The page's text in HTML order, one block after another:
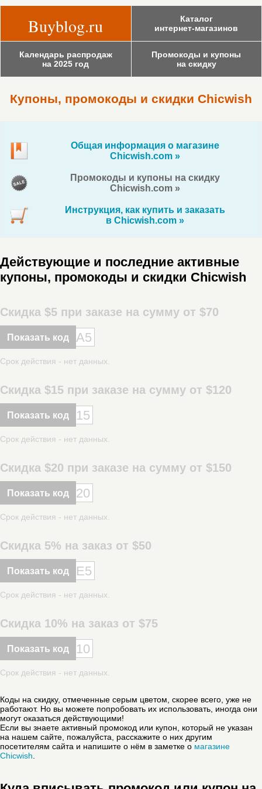
Buyblog.ru
Каталог
интернет-магазинов
Календарь распродаж
на 2025 год
Промокоды и купоны
на скидку
Купоны, промокоды и скидки Chicwish
Общая информация о магазине
Chicwish.com »
Промокоды и купоны на скидку
Chicwish.com »
Инструкция, как купить и заказать
в Chicwish.com »
Действующие и последние активные
купоны, промокоды и скидки Chicwish
Скидка $5 при заказе на сумму от $70
Показать код A5
Срок действия - нет данных.
Скидка $15 при заказе на сумму от $120
Показать код 15
Срок действия - нет данных.
Скидка $20 при заказе на сумму от $150
Показать код 20
Срок действия - нет данных.
Скидка 5% на заказ от $50
Показать код E5
Срок действия - нет данных.
Скидка 10% на заказ от $75
Показать код 10
Срок действия - нет данных.
Коды на скидку, отмеченные серым цветом, скорее всего, уже не
работают. Но вы можете попробовать их использовать, иногда они
могут оказаться действующими!
Если вы знаете активный промокод или купон, который не указан
на нашем сайте, пожалуйста, расскажите о них другим
посетителям сайта и напишите о нём в заметке о магазине
Chicwish